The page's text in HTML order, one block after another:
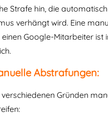
Strafe hin, die
verhängt wird. Eine
Google-Mitarbeiter ist
Abstrafungen:
Gründen